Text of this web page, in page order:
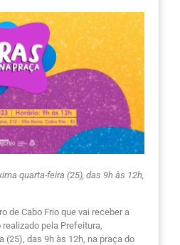
quarta-feira (25), das 9h às 12h,
de Cabo Frio que vai receber a
pela Prefeitura,
(25), das 9h às 12h, na praça do